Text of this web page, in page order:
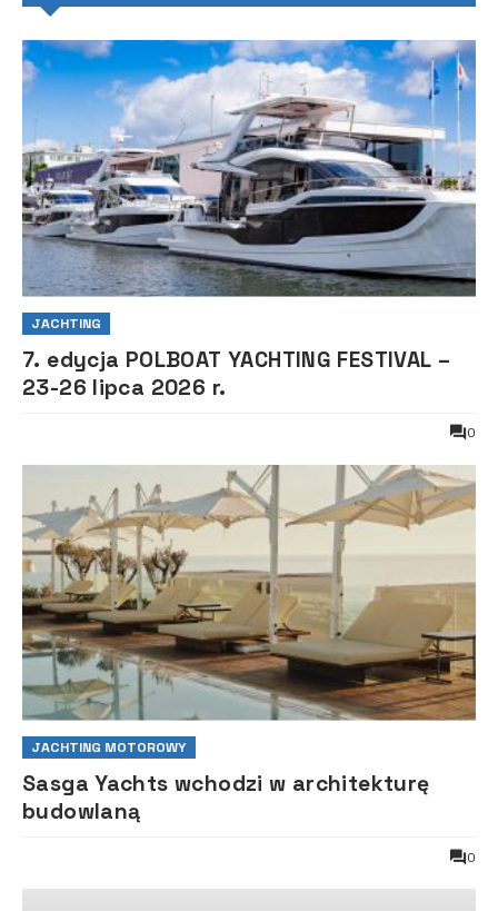
JACHTING
7. edycja POLBOAT YACHTING FESTIVAL –
23-26 lipca 2026 r.
0
JACHTING MOTOROWY
Sasga Yachts wchodzi w architekturę
budowlaną
0